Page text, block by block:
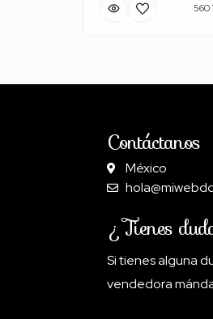
560
Contáctanos
México
¿Tienes
Si tienes alguna
vendedora